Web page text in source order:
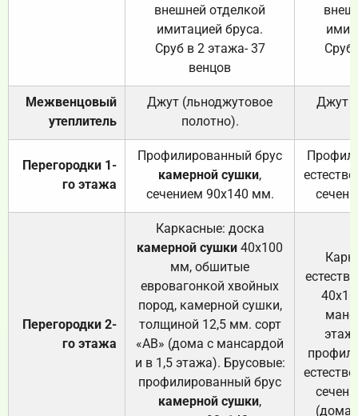
внешней отделкой
имитацией бруса.
Сруб в 2 этажа- 37
венцов
Сруб
Межвенцовый
утеплитель
Джут (льноджутовое
полотно).
Джут
Перегородки 1-
го этажа
Профилированный брус
камерной сушки,
сечением 90х140 мм.
Перегородки 2-
го этажа
Каркасные: доска
камерной сушки 40х100
мм, обшитые
евровагонкой хвойных
пород, камерной сушки,
толщиной 12,5 мм. сорт
«АВ» (дома с мансардой
и в 1,5 этажа). Брусовые:
профилированный брус
камерной сушки,
(дома